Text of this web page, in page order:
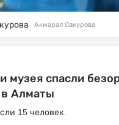
Акмарал Сакурова
музея спасли
в Алматы
15 человек.